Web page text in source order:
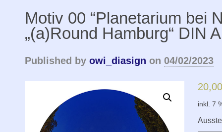
Motiv 00 “Planetarium bei
„(a)Round Hamburg“ DIN
Published by owi_diasign on 04/02/2023
inkl. 7